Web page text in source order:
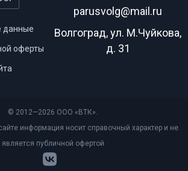
данные
оферты
parusvolg@mail.ru
Волгоград, ул. М.Чуйкова,
д. 31
© 2012—2026 ООО «ВТК».
информация носит справочный характер и не
является публичной офертой